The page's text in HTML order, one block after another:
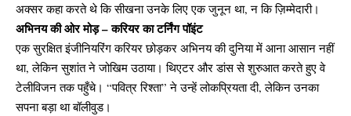
अक्सर कहा करते थे कि सीखना उनके लिए एक जुनून था, न कि ज़िम्मेदारी।
अभिनय की ओर मोड़ – करियर का टर्निंग पॉइंट
एक सुरक्षित इंजीनियरिंग करियर छोड़कर अभिनय की दुनिया में आना आसान नहीं
था, लेकिन सुशांत ने जोखिम उठाया। थिएटर और डांस से शुरुआत करते हुए वे
टेलीविजन तक पहुँचे। “पवित्र रिश्ता” ने उन्हें लोकप्रियता दी, लेकिन उनका
सपना बड़ा था बॉलीवुड।